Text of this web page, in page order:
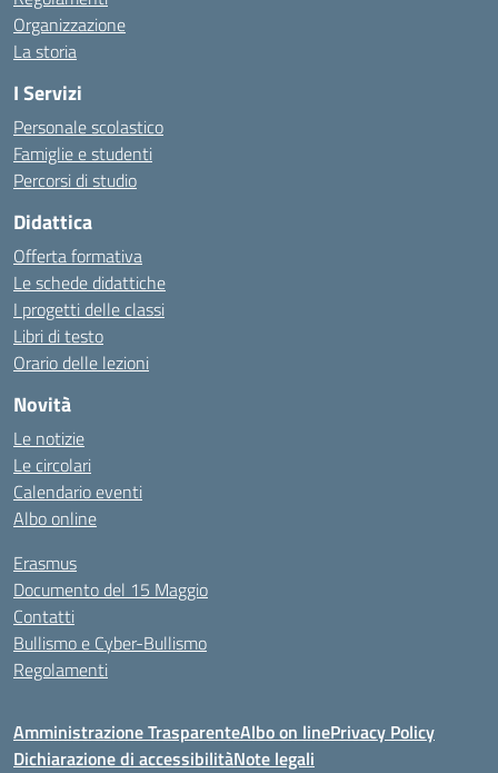
Organizzazione
La storia
I Servizi
Personale scolastico
Famiglie e studenti
Percorsi di studio
Didattica
Offerta formativa
Le schede didattiche
I progetti delle classi
Libri di testo
Orario delle lezioni
Novità
Le notizie
Le circolari
Calendario eventi
Albo online
Erasmus
Documento del 15 Maggio
Contatti
Bullismo e Cyber-Bullismo
Regolamenti
Amministrazione TrasparenteAlbo on linePrivacy Policy
Dichiarazione di accessibilitàNote legali